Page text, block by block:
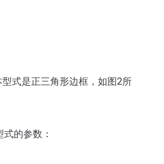
式是正三角形边框，如图2所
的参数：